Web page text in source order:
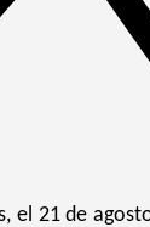
el 21 de